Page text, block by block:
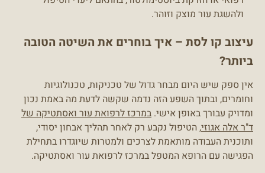
ולהשגת עור מוצק וזוהר.
עיצוב קו לסת – איך בוחרים את השיטה הטובה
ביותר?
אין ספק שיש היום מבחר גדול של טכניקות, טכנולוגיות
וחומרים, ובתוך השפע הזה נדמה שקשה לדעת מה באמת נכון
ומדויק עבורך באופן אישי. במרכז לרפואת עור ואסתטיקה של
ד"ר אלה אגוזי, הטיפול נקבע רק לאחר תהליך אבחון יסודי,
ותוכנית העבודה מותאמת לצרכים ולמטרות שיוגדרו בתחילת
הפגישה עם הרופא המטפל במרכז לרפואת עור ואסתטיקה.